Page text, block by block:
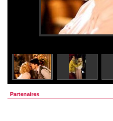
Partenaires